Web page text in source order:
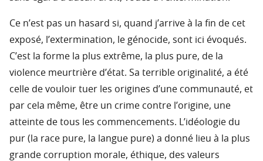
Ce n’est pas un hasard si, quand j’arrive à la fin de cet
exposé, l’extermination, le génocide, sont ici évoqués.
C’est la forme la plus extrême, la plus pure, de la
violence meurtrière d’état. Sa terrible originalité, a été
celle de vouloir tuer les origines d’une communauté, et
par cela même, être un crime contre l’origine, une
atteinte de tous les commencements. L’idéologie du
pur (la race pure, la langue pure) a donné lieu à la plus
grande corruption morale, éthique, des valeurs